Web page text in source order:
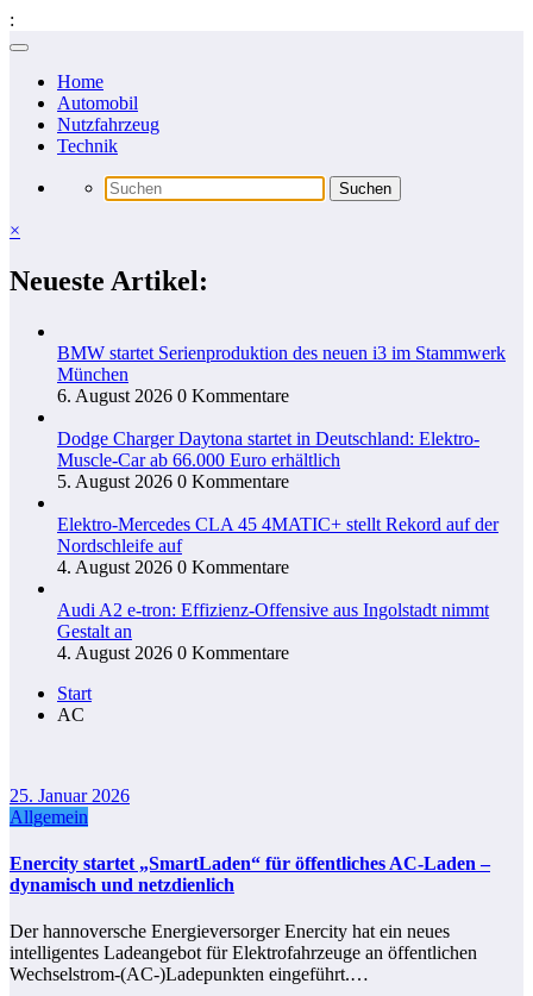
:
Zum
springenHome
Automobil
Nutzfahrzeug
Technik
×
Neueste Artikel:
BMW startet Serienproduktion des neuen i3 im Stammwerk
München
6. August 2026 0 Kommentare
Dodge Charger Daytona startet in Deutschland: Elektro-
Muscle-Car ab 66.000 Euro erhältlich
5. August 2026 0 Kommentare
Elektro-Mercedes CLA 45 4MATIC+ stellt Rekord auf der
Nordschleife auf
4. August 2026 0 Kommentare
Audi A2 e-tron: Effizienz-Offensive aus Ingolstadt nimmt
Gestalt an
4. August 2026 0 Kommentare
Start
AC
25. Januar 2026
Allgemein
Enercity startet „SmartLaden“ für öffentliches AC‑Laden –
dynamisch und netzdienlich
Der hannoversche Energieversorger Enercity hat ein neues
intelligentes Ladeangebot für Elektrofahrzeuge an öffentlichen
Wechselstrom-(AC-)Ladepunkten eingeführt.…